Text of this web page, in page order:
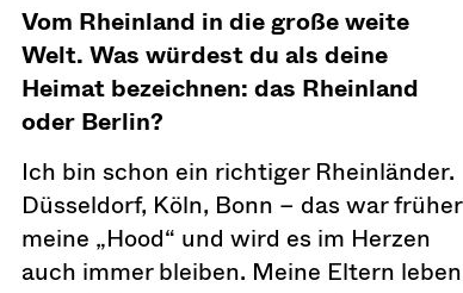
Vom Rheinland in die große weite
Welt. Was würdest du als deine
Heimat bezeichnen: das Rheinland
oder Berlin?
Ich bin schon ein richtiger Rheinländer.
Düsseldorf, Köln, Bonn – das war früher
meine „Hood“ und wird es im Herzen
auch immer bleiben. Meine Eltern leben